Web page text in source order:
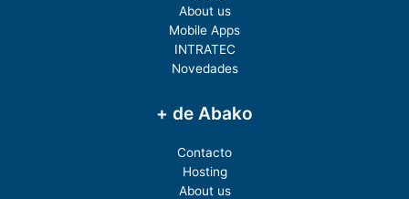
About us
Mobile Apps
INTRATEC
Novedades
+ de Abako
Contacto
Hosting
About us